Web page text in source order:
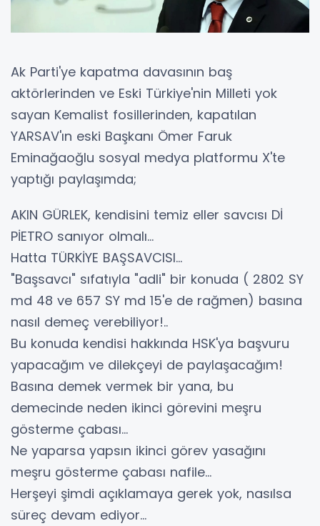
Ak Parti'ye kapatma davasının baş
aktörlerinden ve Eski Türkiye'nin Milleti yok
sayan Kemalist fosillerinden, kapatılan
YARSAV'ın eski Başkanı Ömer Faruk
Eminağaoğlu sosyal medya platformu X'te
yaptığı paylaşımda;
AKIN GÜRLEK, kendisini temiz eller savcısı Dİ
PİETRO sanıyor olmalı...
Hatta TÜRKİYE BAŞSAVCISI...
"Başsavcı" sıfatıyla "adli" bir konuda ( 2802 SY
md 48 ve 657 SY md 15'e de rağmen) basına
nasıl demeç verebiliyor!..
Bu konuda kendisi hakkında HSK'ya başvuru
yapacağım ve dilekçeyi de paylaşacağım!
Basına demek vermek bir yana, bu
demecinde neden ikinci görevini meşru
gösterme çabası...
Ne yaparsa yapsın ikinci görev yasağını
meşru gösterme çabası nafile...
Herşeyi şimdi açıklamaya gerek yok, nasılsa
süreç devam ediyor...